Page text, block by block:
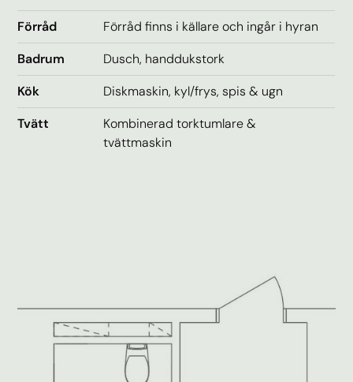
Förråd
Förråd finns i källare och ingår i hyran
Badrum
Dusch, handdukstork
Kök
Diskmaskin, kyl/frys, spis & ugn
Tvätt
Kombinerad torktumlare &
tvättmaskin